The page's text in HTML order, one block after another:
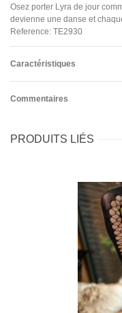
Osez porter Lyra de jour
devienne une danse et
Reference: TE2930
Caractéristiques
Commentaires
PRODUITS LIÉS